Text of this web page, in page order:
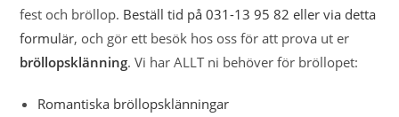
fest och bröllop. Beställ tid på 031-13 95 82 eller via detta
formulär, och gör ett besök hos oss för att prova ut er
bröllopsklänning. Vi har ALLT ni behöver för bröllopet:
Romantiska bröllopsklänningar